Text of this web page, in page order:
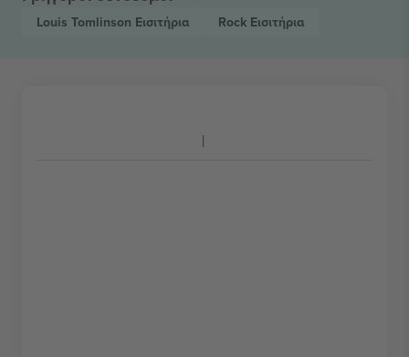
Louis Tomlinson Εισιτήρια Rock Εισιτήρια